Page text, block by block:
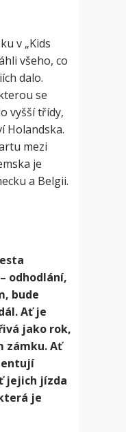
v „Kids
všeho, co
dalo.
se
vyšší třídy,
Holandska.
mezi
je
a Belgii.
odhodlání,
bude
Ať je
jako rok,
zámku. Ať
jejich jízda
je